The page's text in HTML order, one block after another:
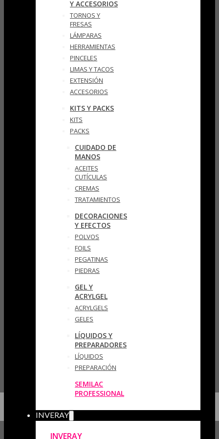
Y ACCESORIOS
TORNOS Y
FRESAS
LÁMPARAS
HERRAMIENTAS
PINCELES
LIMAS Y TACOS
EXTENSIÓN
ACCESORIOS
KITS Y PACKS
KITS
PACKS
CUIDADO DE
MANOS
ACEITES
CUTÍCULAS
CREMAS
TRATAMIENTOS
DECORACIONES
Y EFECTOS
POLVOS
FOILS
PEGATINAS
PIEDRAS
GEL Y
ACRYLGEL
ACRYLGELS
GELES
LÍQUIDOS Y
PREPARADORES
LÍQUIDOS
PREPARACIÓN
SEMILAC
PROFESSIONAL
INVERAY
INVERAY